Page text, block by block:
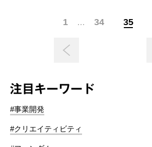
1 … 34 35
注目キーワード
#事業開発
#クリエイティビティ